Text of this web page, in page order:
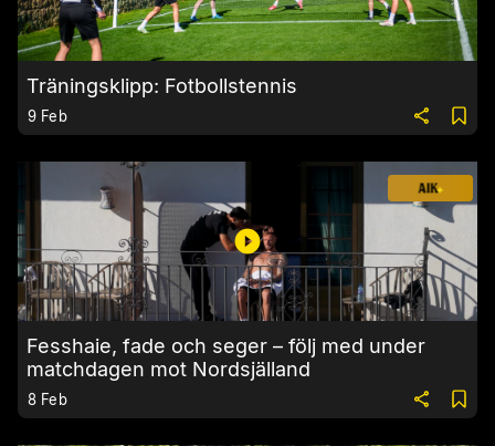
Träningsklipp: Fotbollstennis
9 Feb
Fesshaie, fade och seger – följ med under
matchdagen mot Nordsjälland
8 Feb